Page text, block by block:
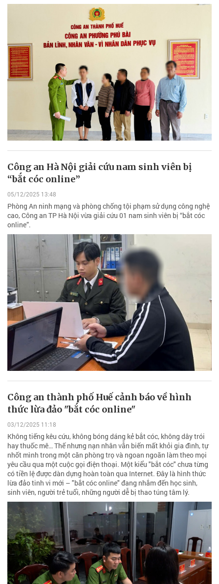
Công an Hà Nội giải cứu nam sinh viên bị
“bắt cóc online”
05/12/2025 13:48
Phòng An ninh mạng và phòng chống tội phạm sử dụng công nghệ
cao, Công an TP Hà Nội vừa giải cứu 01 nam sinh viên bị “bắt cóc
online”.
Công an thành phố Huế cảnh báo về hình
thức lừa đảo "bắt cóc online"
03/12/2025 11:18
Không tiếng kêu cứu, không bóng dáng kẻ bắt cóc, không dây trói
hay thuốc mê… Thế nhưng nạn nhân vẫn biến mất khỏi gia đình, tự
nhốt mình trong một căn phòng trọ và ngoan ngoãn làm theo mọi
yêu cầu qua một cuộc gọi điện thoại. Một kiểu "bắt cóc" chưa từng
có tiền lệ được dàn dựng hoàn toàn qua Internet. Đây là hình thức
lừa đảo tinh vi mới – "bắt cóc online" đang nhắm đến học sinh,
sinh viên, người trẻ tuổi, những người dễ bị thao túng tâm lý.